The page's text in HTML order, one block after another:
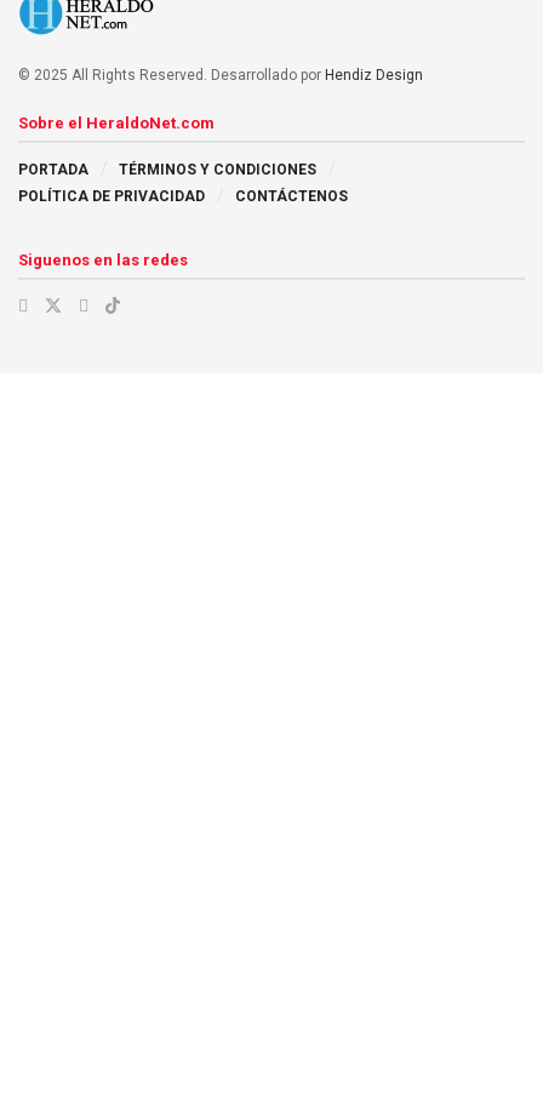
© 2025 All Rights Reserved. Desarrollado por Hendiz Design
Sobre el HeraldoNet.com
PORTADA
TÉRMINOS Y CONDICIONES
POLÍTICA DE PRIVACIDAD
CONTÁCTENOS
Siguenos en las redes